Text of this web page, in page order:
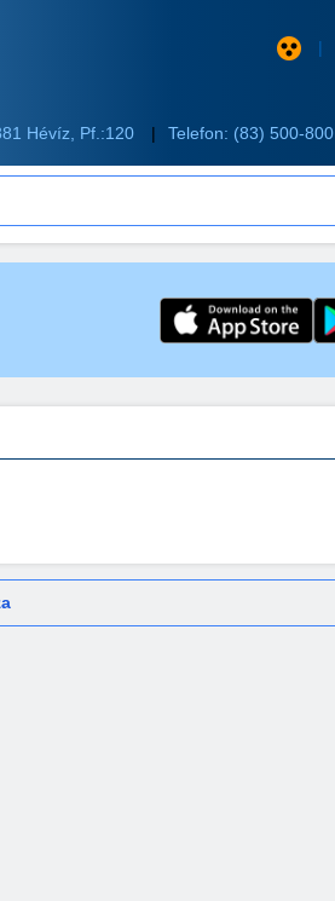
Hévíz, Pf.:120
Telefon: (83) 500-800